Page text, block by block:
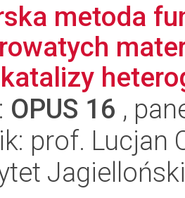
metoda
OPUS 16 ,
prof. Lucjan